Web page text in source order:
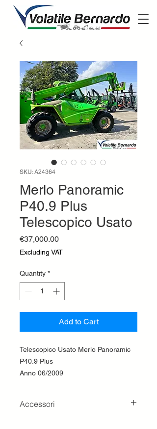
SKU: A24364
Merlo Panoramic
P40.9 Plus
Telescopico Usato
€37,000.00Price
Excluding VAT
Quantity *
Add to Cart
Telescopico Usato Merlo Panoramic
P40.9 Plus
Anno 06/2009
Accessori